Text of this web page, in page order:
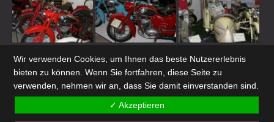
SCHLAGWORTE
20er Jahre 1920 4720 Doppelkolben Getriebenabenmodell
museum tolleterau sturm
Wir verwenden Cookies, um Ihnen das beste Nutzererlebnis
bieten zu können. Wenn Sie fortfahren, diese Seite zu
verwenden, nehmen wir an, dass Sie damit einverstanden sind.
✓ Akzeptieren